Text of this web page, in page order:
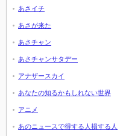
あさイチ
あさが来た
あさチャン
あさチャンサタデー
アナザースカイ
あなたの知るかもしれない世界
アニメ
あのニュースで得する人損する人